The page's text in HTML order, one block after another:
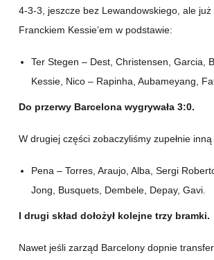
4-3-3, jeszcze bez Lewandowskiego, ale już
Franckiem Kessie’em w podstawie:
Ter Stegen – Dest, Christensen, Garcia,
Kessie, Nico – Rapinha, Aubameyang,
Do przerwy Barcelona wygrywała 3:0.
W drugiej części zobaczyliśmy zupełnie
Pena – Torres, Araujo, Alba, Sergi
Jong, Busquets, Dembele, Depay, Gavi.
I drugi skład dołożył kolejne trzy bramki.
Nawet jeśli zarząd Barcelony dopnie